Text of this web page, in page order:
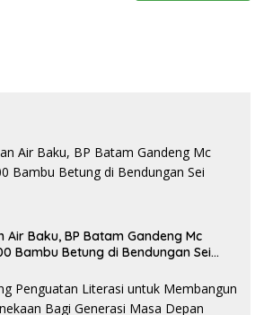
Air Baku, BP Batam Gandeng Mc
Bambu Betung di Bendungan Sei